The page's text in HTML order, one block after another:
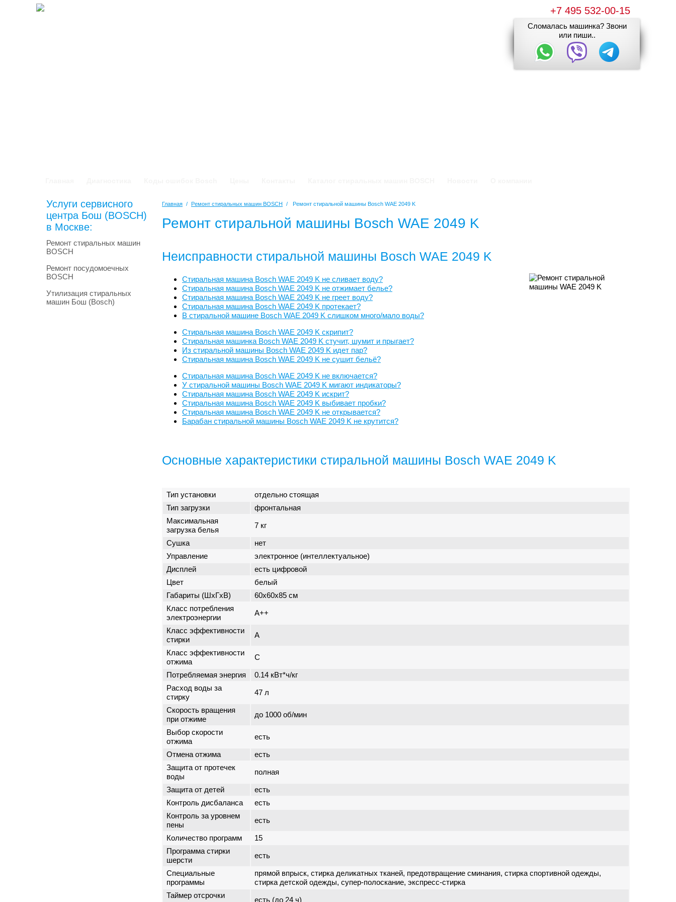
+7 495 532-00-15
Сломалась машинка? Звони
или пиши..
Главная / Ремонт стиральных машин BOSCH / Ремонт стиральной машины Bosch WAE 2049 K
Ремонт стиральной машины Bosch WAE 2049 K
Неисправности стиральной машины Bosch WAE 2049 K
Стиральная машина Bosch WAE 2049 K не сливает воду?
Стиральная машина Bosch WAE 2049 K не отжимает белье?
Стиральная машина Bosch WAE 2049 K не греет воду?
Стиральная машина Bosch WAE 2049 K протекает?
В стиральной машине Bosch WAE 2049 K слишком много/мало воды?
Стиральная машина Bosch WAE 2049 K скрипит?
Стиральная машинка Bosch WAE 2049 K стучит, шумит и прыгает?
Из стиральной машины Bosch WAE 2049 K идет пар?
Стиральная машина Bosch WAE 2049 K не сушит бельё?
Стиральная машина Bosch WAE 2049 K не включается?
У стиральной машины Bosch WAE 2049 K мигают индикаторы?
Стиральная машина Bosch WAE 2049 K искрит?
Стиральная машина Bosch WAE 2049 K выбивает пробки?
Стиральная машина Bosch WAE 2049 K не открывается?
Барабан стиральной машины Bosch WAE 2049 K не крутится?
Основные характеристики стиральной машины Bosch WAE 2049 K
Тип установки
отдельно стоящая
Тип загрузки
фронтальная
Максимальная
загрузка белья
7 кг
Сушка
нет
Управление
электронное (интеллектуальное)
Дисплей
есть цифровой
Цвет
белый
Габариты (ШxГxВ)
60x60x85 см
Класс потребления
электроэнергии
A++
Класс эффективности
стирки
A
Класс эффективности
отжима
C
Потребляемая энергия
0.14 кВт*ч/кг
Расход воды за
стирку
47 л
Скорость вращения
при отжиме
до 1000 об/мин
Выбор скорости
отжима
есть
Отмена отжима
есть
Защита от протечек
воды
полная
Защита от детей
есть
Контроль дисбаланса
есть
Контроль за уровнем
пены
есть
Количество программ
15
Программа стирки
шерсти
есть
Специальные
программы
прямой впрыск, стирка деликатных тканей, предотвращение сминания, стирка спортивной одежды,
стирка детской одежды, супер-полоскание, экспресс-стирка
Таймер отсрочки
есть (до 24 ч)
Услуги сервисного
центра Бош (BOSCH)
в Москве:
Ремонт стиральных машин
BOSCH
Ремонт посудомоечных
BOSCH
Утилизация стиральных
машин Бош (Bosch)